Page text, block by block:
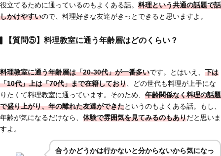
役立てるために通っているのもよくある話。 料理という共通の話題で話
しかけやすいので、料理好きな友達がきっとできると思いますよ。
【質問⑤】料理教室に通う年齢層はどのくらい？
料理教室に通う年齢層は「20-30代」が一番多いです。とはいえ、 下は
「10代」上は「70代」まで在籍しており 、どの世代も料理が上手にな
りたくて料理教室に通っています。そのため、 年齢関係なく料理の話題
で盛り上がり、年の離れた友達ができたというのもよくある話。もし、
年齢が気になるだけなら、 体験で雰囲気を見てみるのもありだと思いま
すよ。
合うかどうかは行かないと分からないから気になっ